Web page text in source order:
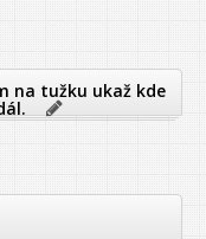
na tužku ukaž kde